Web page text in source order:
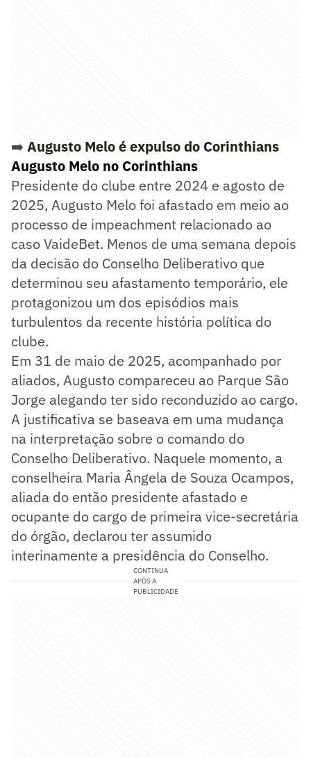
➡️ Augusto Melo é expulso do Corinthians
Augusto Melo no Corinthians
Presidente do clube entre 2024 e agosto de
2025, Augusto Melo foi afastado em meio ao
processo de impeachment relacionado ao
caso VaideBet. Menos de uma semana depois
da decisão do Conselho Deliberativo que
determinou seu afastamento temporário, ele
protagonizou um dos episódios mais
turbulentos da recente história política do
clube.
Em 31 de maio de 2025, acompanhado por
aliados, Augusto compareceu ao Parque São
Jorge alegando ter sido reconduzido ao cargo.
A justificativa se baseava em uma mudança
na interpretação sobre o comando do
Conselho Deliberativo. Naquele momento, a
conselheira Maria Ângela de Souza Ocampos,
aliada do então presidente afastado e
ocupante do cargo de primeira vice-secretária
do órgão, declarou ter assumido
interinamente a presidência do Conselho.
CONTINUA
APÓS A
PUBLICIDADE